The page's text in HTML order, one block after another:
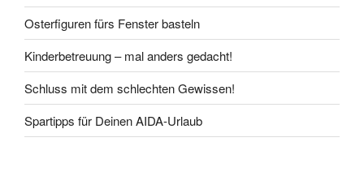
Osterfiguren fürs Fenster basteln
Kinderbetreuung – mal anders gedacht!
Schluss mit dem schlechten Gewissen!
Spartipps für Deinen AIDA-Urlaub